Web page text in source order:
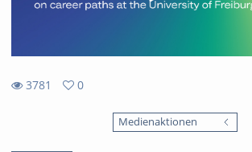
3781
0
Medienaktionen